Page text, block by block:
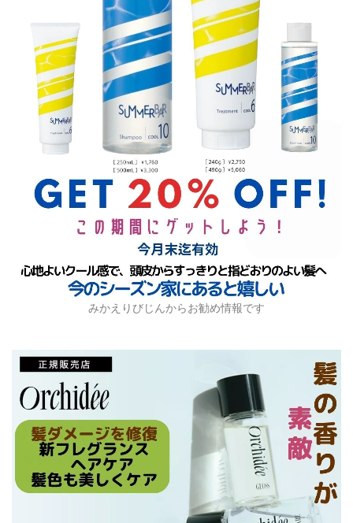
みかえりびじんからお勧め情報です